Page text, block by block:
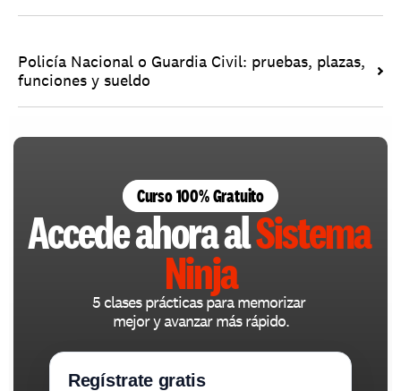
Policía Nacional o Guardia Civil: pruebas, plazas,
funciones y sueldo
Curso 100% Gratuito
Accede ahora al Sistema
Ninja
5 clases prácticas para memorizar
mejor y avanzar más rápido.
Regístrate gratis